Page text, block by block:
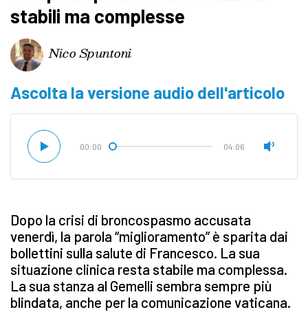
stabili ma complesse
Nico Spuntoni
Ascolta la versione audio dell'articolo
00:00 04:06
Dopo la crisi di broncospasmo accusata
venerdì, la parola “miglioramento” è sparita dai
bollettini sulla salute di Francesco. La sua
situazione clinica resta stabile ma complessa.
La sua stanza al Gemelli sembra sempre più
blindata, anche per la comunicazione vaticana.